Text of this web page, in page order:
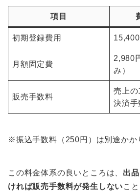
項目
初期登録費用 15,400
月額固定費
2,980
み）
販売手数料
売上の
決済手
※振込手数料（250円）は別途かか
この料金体系の良いところは、 出
ければ販売手数料が発生しないこと